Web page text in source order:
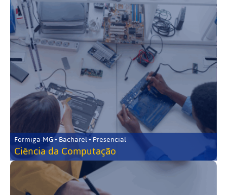
Formiga-MG • Bacharel • Presencial
Ciência da Computação